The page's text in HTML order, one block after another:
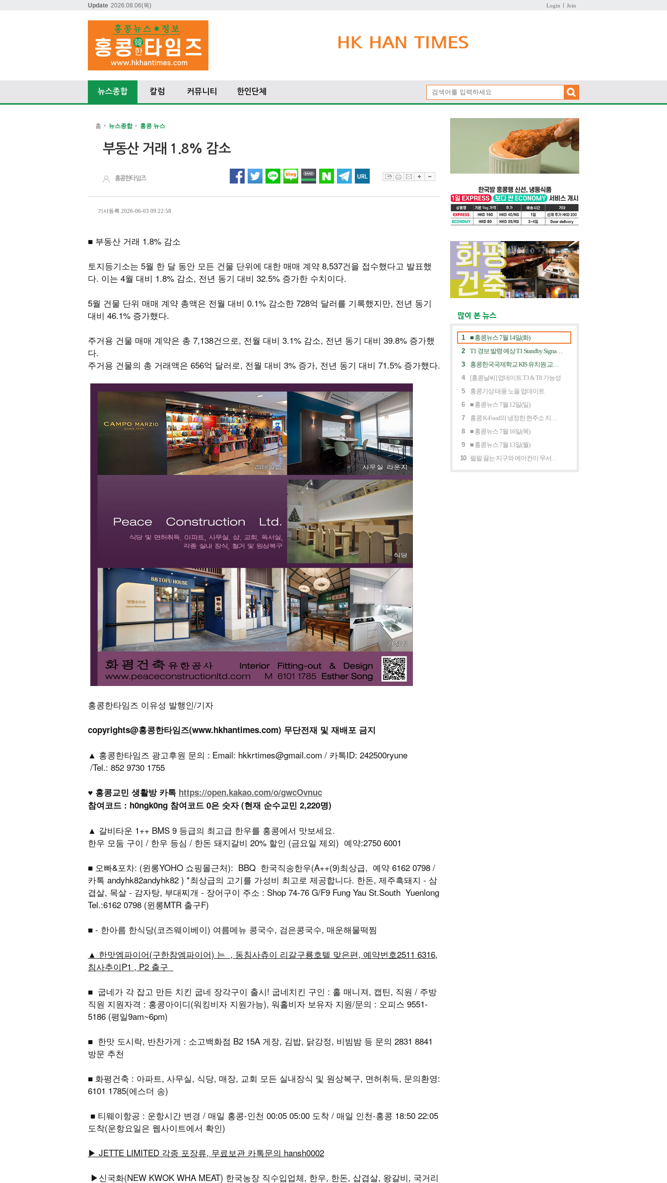
Login Join
Update 2026.08.06(목)
뉴스종합 칼럼 커뮤니티 한인단체
홈 뉴스종합 홍콩 뉴스
부동산 거래 1.8% 감소
홍콩한타임즈
기사등록 2026-06-03 09:22:58
■ 부동산 거래 1.8% 감소
토지등기소는 5월 한 달 동안 모든 건물 단위에 대한 매매 계약 8,537건을 접수했다고 발표했
다. 이는 4월 대비 1.8% 감소, 전년 동기 대비 32.5% 증가한 수치이다.
5월 건물 단위 매매 계약 총액은 전월 대비 0.1% 감소한 728억 달러를 기록했지만, 전년 동기
대비 46.1% 증가했다.
주거용 건물 매매 계약은 총 7,138건으로, 전월 대비 3.1% 감소, 전년 동기 대비 39.8% 증가했
다.
주거용 건물의 총 거래액은 656억 달러로, 전월 대비 3% 증가, 전년 동기 대비 71.5% 증가했다.
홍콩한타임즈 이유성 발행인/기자
copyrights@홍콩한타임즈(www.hkhantimes.com) 무단전재 및 재배포 금지
▲ 홍콩한타임즈 광고후원 문의 : Email: hkkrtimes@gmail.com / 카톡ID: 242500ryune
/Tel.: 852 9730 1755
♥ 홍콩교민 생활방 카톡 https://open.kakao.com/o/gwcOvnuc
참여코드 : h0ngk0ng 참여코드 0은 숫자 (현재 순수교민 2,220명)
▲ 갈비타운 1++ BMS 9 등급의 최고급 한우를 홍콩에서 맛보세요.
한우 모둠 구이 / 한우 등심 / 한돈 돼지갈비 20% 할인 (금요일 제외) 예약:2750 6001
■ 오빠&포차: (윈롱YOHO 쇼핑몰근처): BBQ 한국직송한우(A++(9)최상급, 예약 6162 0798 /
카톡 andyhk82andyhk82 ) *최상급의 고기를 가성비 최고로 제공합니다. 한돈, 제주흑돼지 - 삼
겹살, 목살 - 감자탕, 부대찌개 - 장어구이 주소 : Shop 74-76 G/F9 Fung Yau St.South Yuenlong
Tel.:6162 0798 (윈롱MTR 출구F)
■ - 한아름 한식당(코즈웨이베이) 여름메뉴 콩국수, 검은콩국수, 매운해물떡찜
▲ 한맛엠파이어(구한참엠파이어) 는 , 동침사츄이 리갈구룡호텔 맞은편, 예약번호2511 6316,
침사추이P1 , P2 출구
■ 굽네가 각 잡고 만든 치킨 굽네 장각구이 출시! 굽네치킨 구인 : 홀 매니져, 캡틴, 직원 / 주방
직원 지원자격 : 홍콩아이디(워킹비자 지원가능), 워홀비자 보유자 지원/문의 : 오피스 9551-
5186 (평일9am~6pm)
■ 한맛 도시락, 반찬가게 : 소고백화점 B2 15A 게장, 김밥, 닭강정, 비빔밤 등 문의 2831 8841
방문 추천
■ 화평건축 : 아파트, 사무실, 식당, 매장, 교회 모든 실내장식 및 원상복구, 면허취득, 문의환영:
6101 1785(에스더 송)
■ 티웨이항공 : 운항시간 변경 / 매일 홍콩-인천 00:05 05:00 도착 / 매일 인천-홍콩 18:50 22:05
도착(운항요일은 웹사이트에서 확인)
▶ JETTE LIMITED 각종 포장류, 무료보관 카톡문의 hansh0002
▶신국화(NEW KWOK WHA MEAT) 한국농장 직수입업체, 한우, 한돈, 삽겹살, 왕갈비, 국거리
많이 본 뉴스
1
■ 홍콩뉴스 7월 14일(화)
2
3
4
[홍콩날씨] 업데이트 T3 & T8 가능성
5
홍콩기상 태풍 노을 업데이트
6
■ 홍콩뉴스 7월 12일(일)
7
8
■ 홍콩뉴스 7월 16일(목)
9
■ 홍콩뉴스 7월 13일(월)
10